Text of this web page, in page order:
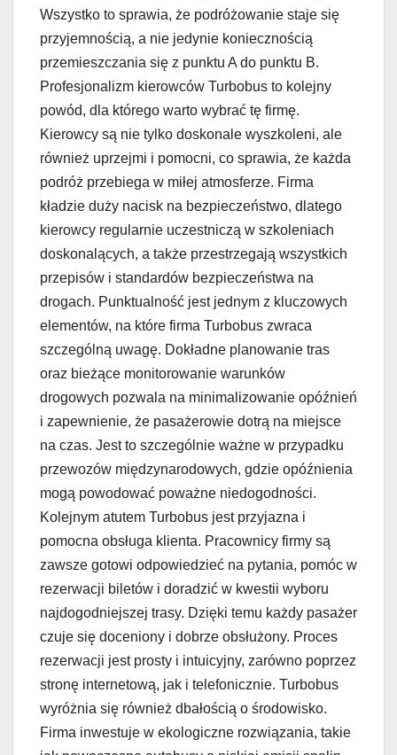
Wszystko to sprawia, że podróżowanie staje się
przyjemnością, a nie jedynie koniecznością
przemieszczania się z punktu A do punktu B.
Profesjonalizm kierowców Turbobus to kolejny
powód, dla którego warto wybrać tę firmę.
Kierowcy są nie tylko doskonale wyszkoleni, ale
również uprzejmi i pomocni, co sprawia, że każda
podróż przebiega w miłej atmosferze. Firma
kładzie duży nacisk na bezpieczeństwo, dlatego
kierowcy regularnie uczestniczą w szkoleniach
doskonalących, a także przestrzegają wszystkich
przepisów i standardów bezpieczeństwa na
drogach. Punktualność jest jednym z kluczowych
elementów, na które firma Turbobus zwraca
szczególną uwagę. Dokładne planowanie tras
oraz bieżące monitorowanie warunków
drogowych pozwala na minimalizowanie opóźnień
i zapewnienie, że pasażerowie dotrą na miejsce
na czas. Jest to szczególnie ważne w przypadku
przewozów międzynarodowych, gdzie opóźnienia
mogą powodować poważne niedogodności.
Kolejnym atutem Turbobus jest przyjazna i
pomocna obsługa klienta. Pracownicy firmy są
zawsze gotowi odpowiedzieć na pytania, pomóc w
rezerwacji biletów i doradzić w kwestii wyboru
najdogodniejszej trasy. Dzięki temu każdy pasażer
czuje się doceniony i dobrze obsłużony. Proces
rezerwacji jest prosty i intuicyjny, zarówno poprzez
stronę internetową, jak i telefonicznie. Turbobus
wyróżnia się również dbałością o środowisko.
Firma inwestuje w ekologiczne rozwiązania, takie